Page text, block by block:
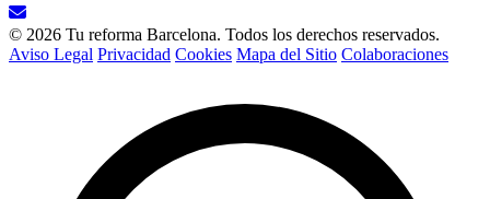
© 2026 Tu reforma Barcelona. Todos los derechos reservados.
Aviso Legal Privacidad Cookies Mapa del Sitio Colaboraciones